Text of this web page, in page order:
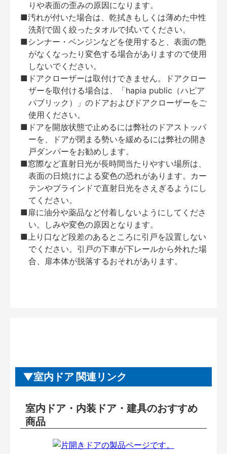
りや表面の歪みの原因になります。
■汚れが付いた場合は、乾拭きもしくは薄めた中性
洗剤で固く絞ったタオルで拭いてください。
■シンナー・ベンジンなどを使用すると、表面の艶
がなくなったり変色する場合がありますので使用
しないでください。
■ドアクローザーは取付けできません。ドアクロー
ザーを取付ける場合は、「hapia public（ハピア
パブリック）」のドアおよびドアクローザーをご
使用ください。
■ドアを開放状態で止めるには弊社のドアストッパ
ーを、ドアが閉まる勢いを緩めるには弊社の開き
戸ダンパーをお勧めします。
■窓際など直射日光が長時間当たりやすい場所は、
表面の日焼けによる変色の恐れがあります。カー
テンやブラインドで直射日光をさえぎるようにし
てください。
■扉に油分や薬品など付着しないようにしてくださ
い。しみや変色の原因となります。
■上り口など段差のあるところに引戸を設置しない
でください。引戸の下車が下レールから外れた場
合、扉本体が脱落するおそれがあります。
室内ドア 関連リンク
室内ドア・内装ドア・建具のおすすめ
商品